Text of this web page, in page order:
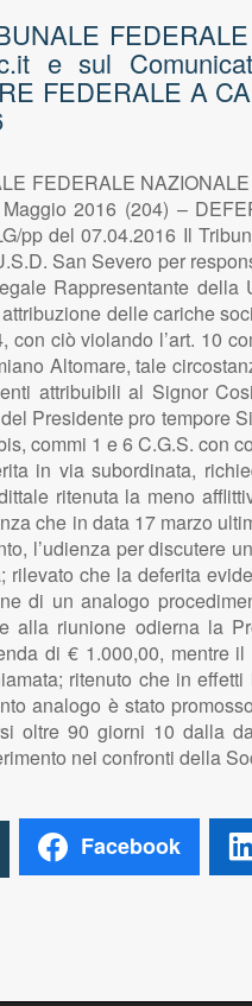
e sul
FEDERALE A
FEDERALE
2016 (204) –
pp del 07.04.2016 Il
San Severo per
Rappresentante
delle cariche
con ciò violando l’art. 10
Altomare, tale
attribuibili al Signor
Presidente pro tempore
commi 1 e 6 C.G.S. con
in via subordinata,
ritenuta la meno
che in data 17 marzo
l’udienza per discutere
rilevato che la deferita
di un analogo
alla riunione odierna la
di € 1.000,00, mentre
ritenuto che in
analogo è stato
oltre 90 giorni 10 dalla
nei confronti della
Facebook